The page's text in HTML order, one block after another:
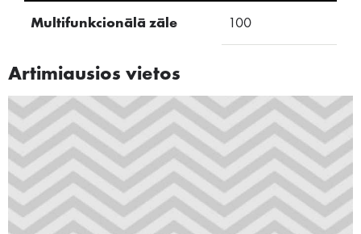
Multifunkcionālā zāle 100
Artimiausios vietos